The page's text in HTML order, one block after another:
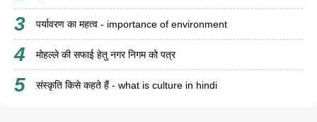
पर्यावरण का महत्व - importance of environment
मोहल्ले की सफाई हेतु नगर निगम को पत्र
संस्कृति किसे कहते हैं - what is culture in hindi